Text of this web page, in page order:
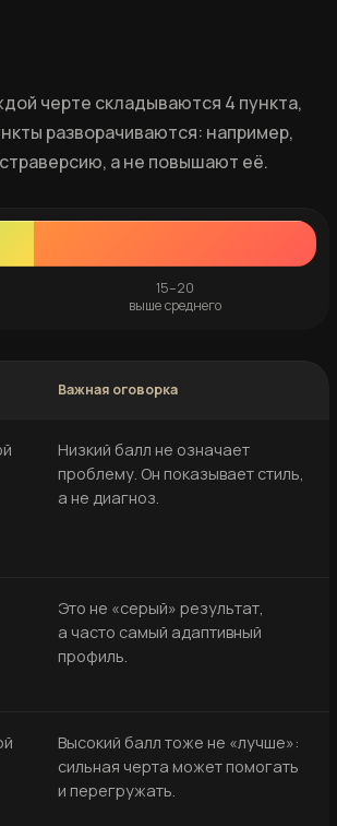
черте складываются 4 пункта,
разворачиваются: например,
а не повышают её.
15–20
выше среднего
Важная оговорка
Низкий балл не означает
проблему. Он показывает стиль,
а не диагноз.
Это не «серый» результат,
а часто самый адаптивный
профиль.
Высокий балл тоже не «лучше»:
сильная черта может помогать
и перегружать.